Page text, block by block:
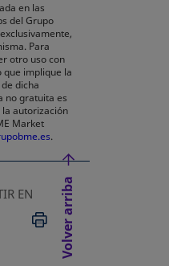
en las
del Grupo
Para
otro uso con
implique la
dicha
no gratuita es
autorización
Market
.
EN
EN UNA PESTAÑA
EN UNA
IMPRIMIR
Volver arriba